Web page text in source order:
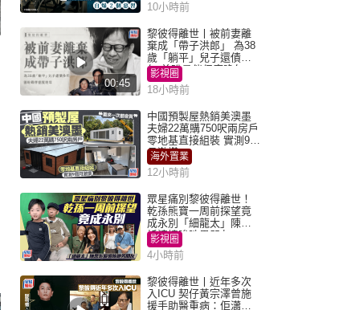
10小時前
00:45
黎彼得離世丨被前妻離
棄成「帶子洪郎」 為38
歲「躺平」兒子還債多
年 曾盼尋伴侶度晚年
影視圈
18小時前
中國預製屋熱銷美澳墨
夫婦22萬購750呎兩房戶
零地基直接組裝 實測9個
月激讚
海外置業
12小時前
眾星痛別黎彼得離世！
乾孫熊寶一周前探望竟
成永別「細龍太」陳思
圻淚憶唉吔男朋友
影視圈
4小時前
黎彼得離世丨近年多次
入ICU 契仔黃宗澤曾施
援手助醫重病：佢瀟灑